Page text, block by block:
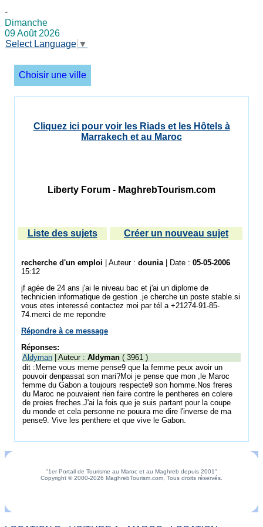
-
Dimanche
09 Août 2026
Select Language ▼
Choisir une ville
Cliquez ici pour voir les Riads et les Hôtels à
Marrakech et au Maroc
Liberty Forum - MaghrebTourism.com
Liste des sujets Créer un nouveau sujet
recherche d'un emploi | Auteur : dounia| Date : 05-05-2006
15:12
jf agée de 24 ans j'ai le niveau bac et j'ai un diplome de
technicien informatique de gestion .je cherche un poste stable.si
vous etes interessé contactez moi par tél a +21274-91-85-
74.merci de me repondre
Répondre à ce message
Réponses:
Aldyman | Auteur : Aldyman ( 3961 )
dit :Meme vous meme pense9 que la femme peux avoir un
pouvoir denpassat son mari?Moi je pense que mon ,le Maroc
femme du Gabon a toujours respecte9 son homme.Nos freres
du Maroc ne pouvaient rien faire contre le pentheres en colere
de proies freches.J'ai la fois que je suis partant pour la coupe
du monde et cela personne ne pouura me dire l'inverse de ma
pense9. Vive les penthere et que vive le Gabon.
"1er Portail de Tourisme au Maroc et au Maghreb depuis 2001"
Copyright © 2000-2026 MaghrebTourism.com, Tous droits réservés.